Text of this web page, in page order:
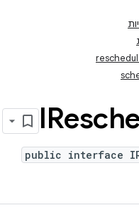
public interface